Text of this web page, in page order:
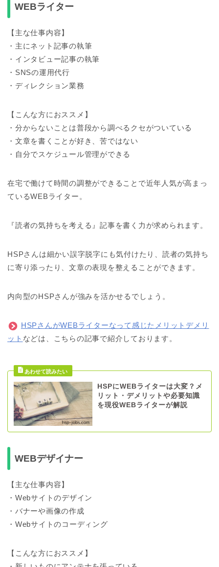
WEBライター
【主な仕事内容】
・主にネット記事の執筆
・インタビュー記事の執筆
・SNSの運用代行
・ディレクション業務
【こんな方におススメ】
・分からないことは普段から調べるクセがついている
・文章を書くことが好き、苦ではない
・自分でスケジュール管理ができる
在宅で働けて時間の調整ができることで近年人気が高まっ
ているWEBライター。
『読者の気持ちを考える』記事を書く力が求められます。
HSPさんは細かい誤字脱字にも気付けたり、読者の気持ち
に寄り添ったり、文章の表現を整えることができます。
内向型のHSPさんが強みを活かせるでしょう。
HSPさんがWEBライターなって感じたメリットデメリ
ット などは、こちらの記事で紹介しております。
HSPにWEBライターは大変？メ
リット・デメリットや必要知識
を現役WEBライターが解説
WEBデザイナー
【主な仕事内容】
・Webサイトのデザイン
・バナーや画像の作成
・Webサイトのコーディング
【こんな方におススメ】